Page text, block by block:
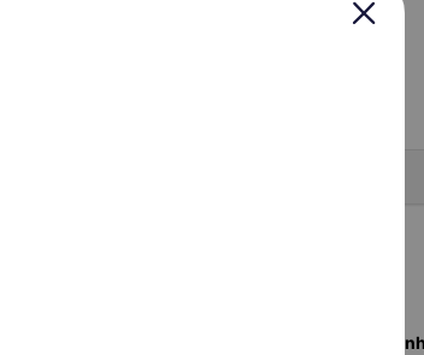
hãng nào rẻ nhất?
Vinh rẻ nhất tháng này từ 1.017.181 đ, khởi